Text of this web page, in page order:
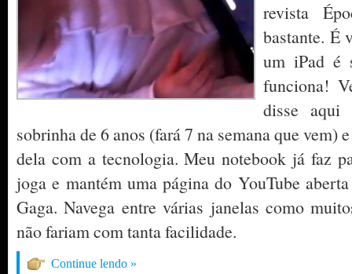
revista
bastante. É
um iPad é
funciona!
disse
sobrinha de 6 anos (fará 7 na semana que vem)
dela com a tecnologia. Meu notebook já faz
joga e mantém uma página do YouTube
Gaga. Navega entre várias janelas como
não fariam com tanta facilidade.
Continue lendo »